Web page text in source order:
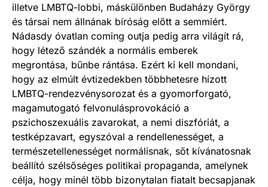
illetve LMBTQ-lobbi, máskülönben Budaházy György
és társai nem állnának bíróság előtt a semmiért.
Nádasdy óvatlan coming outja pedig arra világít rá,
hogy létező szándék a normális emberek
megrontása, bűnbe rántása. Ezért ki kell mondani,
hogy az elmúlt évtizedekben többhetesre hízott
LMBTQ-rendezvénysorozat és a gyomorforgató,
magamutogató felvonulásprovokáció a
pszichoszexuális zavarokat, a nemi diszfóriát, a
testképzavart, egyszóval a rendellenességet, a
természetellenességet normálisnak, sőt kívánatosnak
beállító szélsőséges politikai propaganda, amelynek
célja, hogy minél több bizonytalan fiatalt becsapjanak